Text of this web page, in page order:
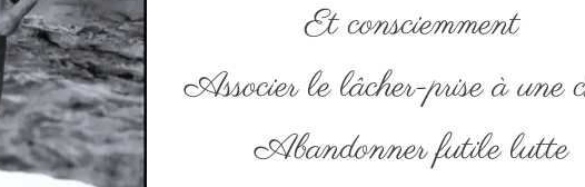
Et consciemment
Associer le lâcher-prise à une
Abandonner futile lutte